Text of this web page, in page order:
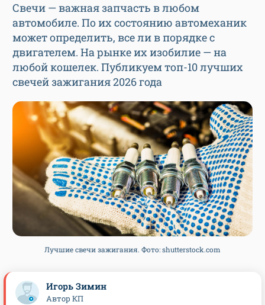
Свечи — важная запчасть в любом
автомобиле. По их состоянию автомеханик
может определить, все ли в порядке с
двигателем. На рынке их изобилие — на
любой кошелек. Публикуем топ-10 лучших
свечей зажигания 2026 года
Лучшие свечи зажигания. Фото: shutterstock.com
Игорь Зимин
Автор КП